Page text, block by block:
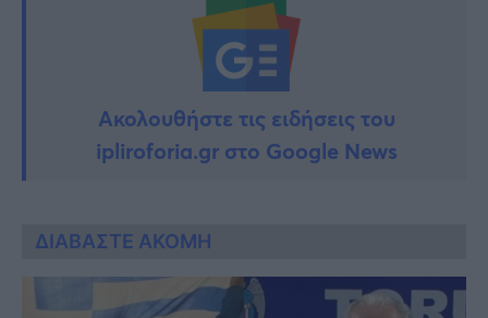
Ακολουθήστε τις ειδήσεις του
ipliroforia.gr στο Google News
ΔΙΑΒΑΣΤΕ ΑΚΟΜΗ